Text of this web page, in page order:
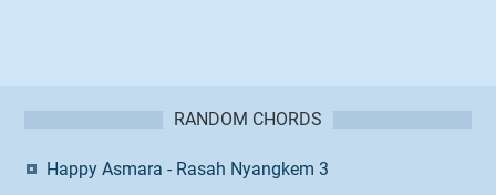
RANDOM CHORDS
Happy Asmara - Rasah Nyangkem 3